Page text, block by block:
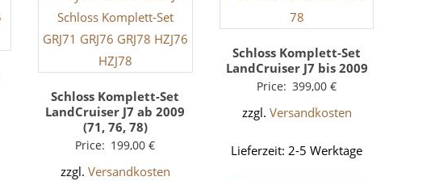
Schloss Komplett-Set
LandCruiser J7 ab 2009
(71, 76, 78)
Price: 199,00€
zzgl. Versandkosten
Schloss Komplett-Set
LandCruiser J7 bis 2009
Price: 399,00€
zzgl. Versandkosten
Lieferzeit:2-5 Werktage